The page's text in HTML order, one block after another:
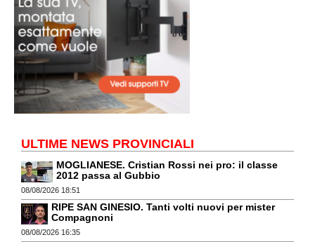
ULTIME NEWS PROVINCIALI
MOGLIANESE. Cristian Rossi nei pro: il classe
2012 passa al Gubbio
08/08/2026 18:51
RIPE SAN GINESIO. Tanti volti nuovi per mister
Compagnoni
08/08/2026 16:35